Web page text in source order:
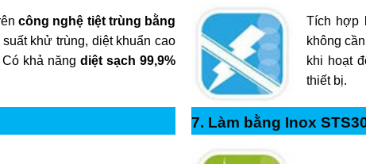
công nghệ tiệt trùng bằng
khử trùng, diệt khuẩn cao
Có khả năngdiệt sạch 99,9%
Tích hợp
không
khi hoạt
thiết bị.
7. Làm bằng Inox